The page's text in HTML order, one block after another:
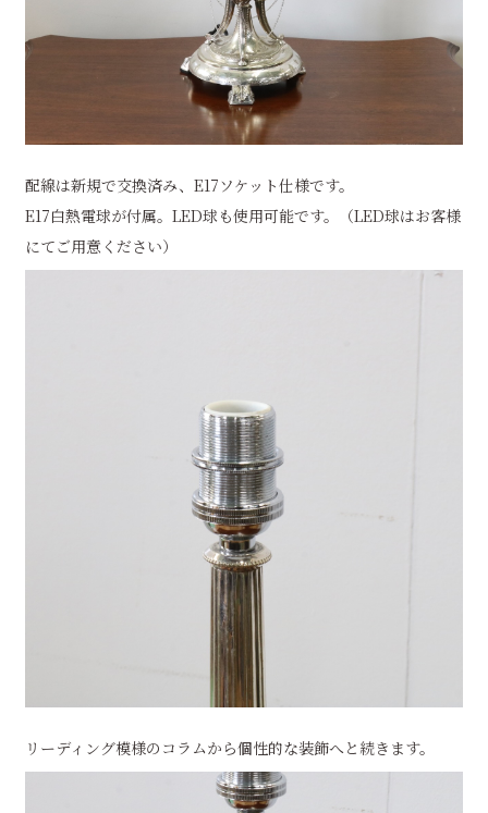
配線は新規で交換済み、E17ソケット仕様です。
E17白熱電球が付属。LED球も使用可能です。（LED球はお客様
にてご用意ください）
リーディング模様のコラムから個性的な装飾へと続きます。